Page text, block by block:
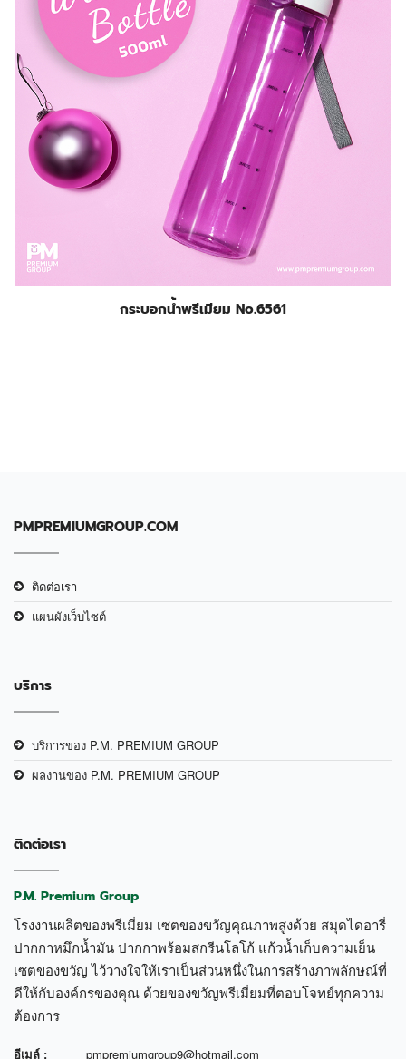
กระบอกน้ำพรีเมียม No.6561
PMPREMIUMGROUP.COM
ติดต่อเรา
แผนผังเว็บไซต์
บริการ
บริการของ P.M. PREMIUM GROUP
ผลงานของ P.M. PREMIUM GROUP
ติดต่อเรา
P.M. Premium Group
โรงงานผลิตของพรีเมี่ยม เซตของขวัญคุณภาพสูงด้วย สมุดไดอารี่
ปากกาหมึกน้ำมัน ปากกาพร้อมสกรีนโลโก้ แก้วน้ำเก็บความเย็น
เซตของขวัญ ไว้วางใจให้เราเป็นส่วนหนึ่งในการสร้างภาพลักษณ์ที่
ดีให้กับองค์กรของคุณ ด้วยของขวัญพรีเมี่ยมที่ตอบโจทย์ทุกความ
ต้องการ
อีเมล์ : pmpremiumgroup9@hotmail.com